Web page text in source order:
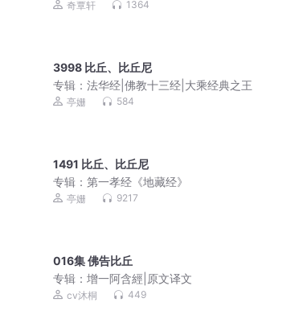
事 |孙悟空的故事
奇覃轩 1364
3998 比丘、比丘尼
专辑： 法华经|佛教十三经|大乘经典之王
亭姗 584
1491 比丘、比丘尼
专辑： 第一孝经《地藏经》
亭姗 9217
016集 佛告比丘
专辑： 增一阿含經|原文译文
cv沐桐 449